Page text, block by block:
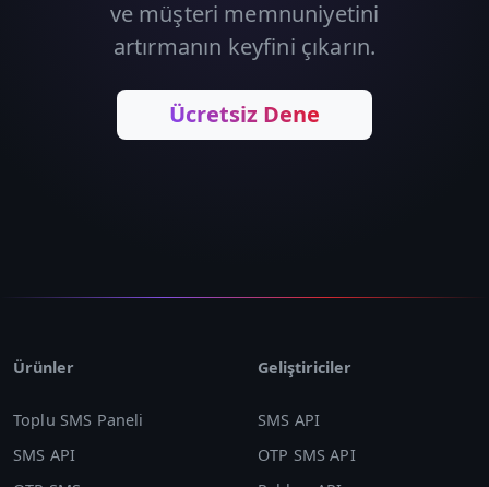
ve müşteri memnuniyetini
artırmanın keyfini çıkarın.
Ücretsiz Dene
Ürünler
Toplu SMS Paneli
SMS API
Geliştiriciler
SMS API
OTP SMS API